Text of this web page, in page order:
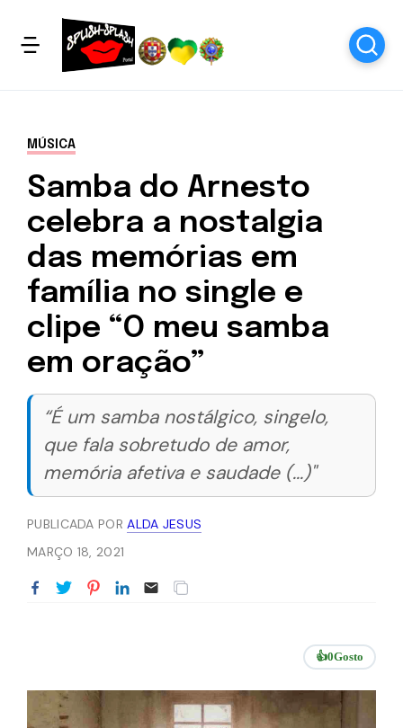
MÚSICA
Samba do Arnesto
celebra a nostalgia
das memórias em
família no single e
clipe “O meu samba
em oração”
“É um samba nostálgico, singelo,
que fala sobretudo de amor,
memória afetiva e saudade (...)"
PUBLICADA PORALDA JESUS
MARÇO 18, 2021
👍0Gosto